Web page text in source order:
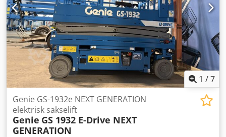
1 /7
Genie GS-1932e NEXT GENERATION
elektrisk sakselift
Genie GS 1932 E-Drive NEXT
GENERATION